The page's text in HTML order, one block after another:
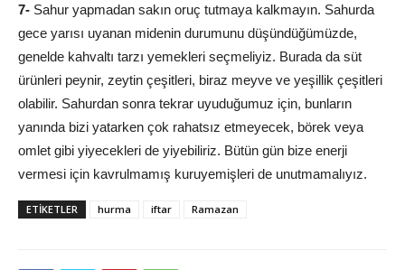
7- Sahur yapmadan sakın oruç tutmaya kalkmayın. Sahurda
gece yarısı uyanan midenin durumunu düşündüğümüzde,
genelde kahvaltı tarzı yemekleri seçmeliyiz. Burada da süt
ürünleri peynir, zeytin çeşitleri, biraz meyve ve yeşillik çeşitleri
olabilir. Sahurdan sonra tekrar uyuduğumuz için, bunların
yanında bizi yatarken çok rahatsız etmeyecek, börek veya
omlet gibi yiyecekleri de yiyebiliriz. Bütün gün bize enerji
vermesi için kavrulmamış kuruyemişleri de unutmamalıyız.
ETIKETLER hurma iftar Ramazan